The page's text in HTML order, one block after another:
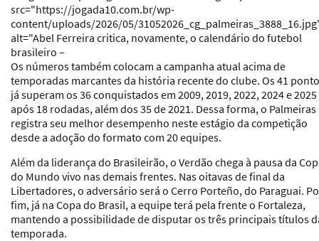
src="https://jogada10.com.br/wp-
content/uploads/2026/05/
alt="Abel Ferreira critica, novamente, o calendário do futebol
brasileiro –
Os números também colocam a campanha atual acima de
temporadas marcantes da história recente do clube. Os 41
já superam os 36 conquistados em 2009, 2019, 2022, 2024 e 2025
após 18 rodadas, além dos 35 de 2021. Dessa forma, o Palmeiras
registra seu melhor desempenho neste estágio da competição
desde a adoção do formato com 20 equipes.
Além da liderança do Brasileirão, o Verdão chega à pausa da
do Mundo vivo nas demais frentes. Nas oitavas de final da
Libertadores, o adversário será o Cerro Porteño, do Paraguai.
fim, já na Copa do Brasil, a equipe terá pela frente o Fortaleza,
mantendo a possibilidade de disputar os três principais títulos
temporada.